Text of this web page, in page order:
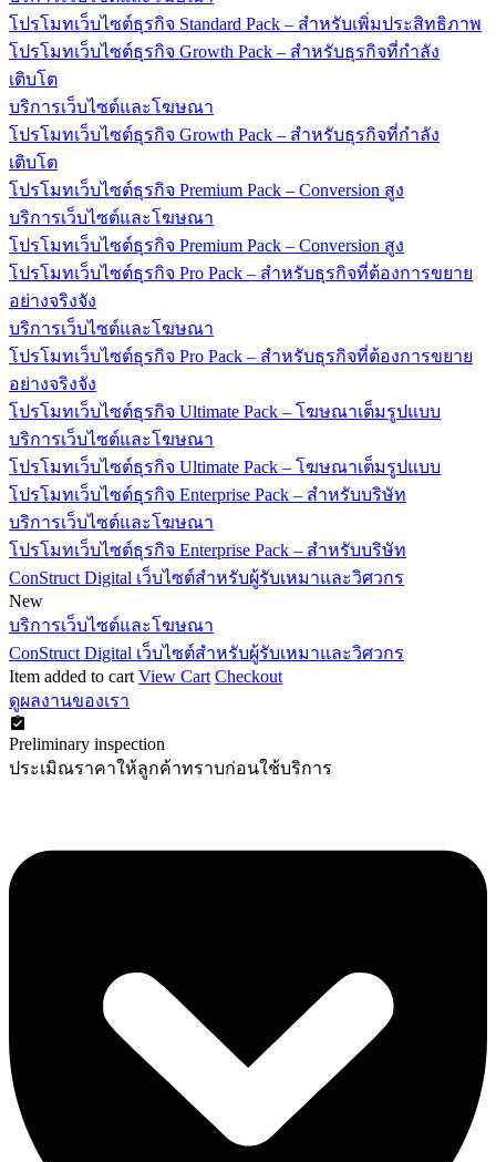
โปรโมทเว็บไซต์ธุรกิจ Standard Pack – สำหรับเพิ่มประสิทธิภาพ
โปรโมทเว็บไซต์ธุรกิจ Growth Pack – สำหรับธุรกิจที่กำลัง
เติบโต
บริการเว็บไซต์และโฆษณา
โปรโมทเว็บไซต์ธุรกิจ Growth Pack – สำหรับธุรกิจที่กำลัง
เติบโต
โปรโมทเว็บไซต์ธุรกิจ Premium Pack – Conversion สูง
บริการเว็บไซต์และโฆษณา
โปรโมทเว็บไซต์ธุรกิจ Premium Pack – Conversion สูง
โปรโมทเว็บไซต์ธุรกิจ Pro Pack – สำหรับธุรกิจที่ต้องการขยาย
อย่างจริงจัง
บริการเว็บไซต์และโฆษณา
โปรโมทเว็บไซต์ธุรกิจ Pro Pack – สำหรับธุรกิจที่ต้องการขยาย
อย่างจริงจัง
โปรโมทเว็บไซต์ธุรกิจ Ultimate Pack – โฆษณาเต็มรูปแบบ
บริการเว็บไซต์และโฆษณา
โปรโมทเว็บไซต์ธุรกิจ Ultimate Pack – โฆษณาเต็มรูปแบบ
โปรโมทเว็บไซต์ธุรกิจ Enterprise Pack – สำหรับบริษัท
บริการเว็บไซต์และโฆษณา
โปรโมทเว็บไซต์ธุรกิจ Enterprise Pack – สำหรับบริษัท
ConStruct Digital เว็บไซต์สำหรับผู้รับเหมาและวิศวกร
New
บริการเว็บไซต์และโฆษณา
ConStruct Digital เว็บไซต์สำหรับผู้รับเหมาและวิศวกร
Item added to cart View Cart Checkout
ดูผลงานของเรา
Preliminary inspection
ประเมิณราคาให้ลูกค้าทราบก่อนใช้บริการ